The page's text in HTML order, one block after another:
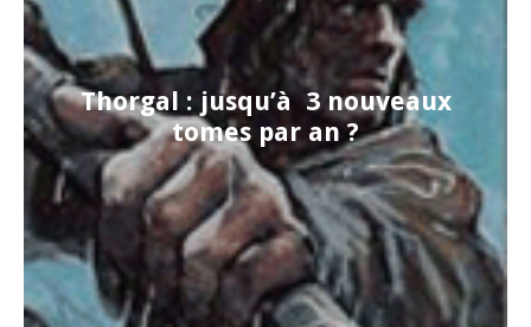
Thorgal : jusqu’à 3 nouveaux
tomes par an ?